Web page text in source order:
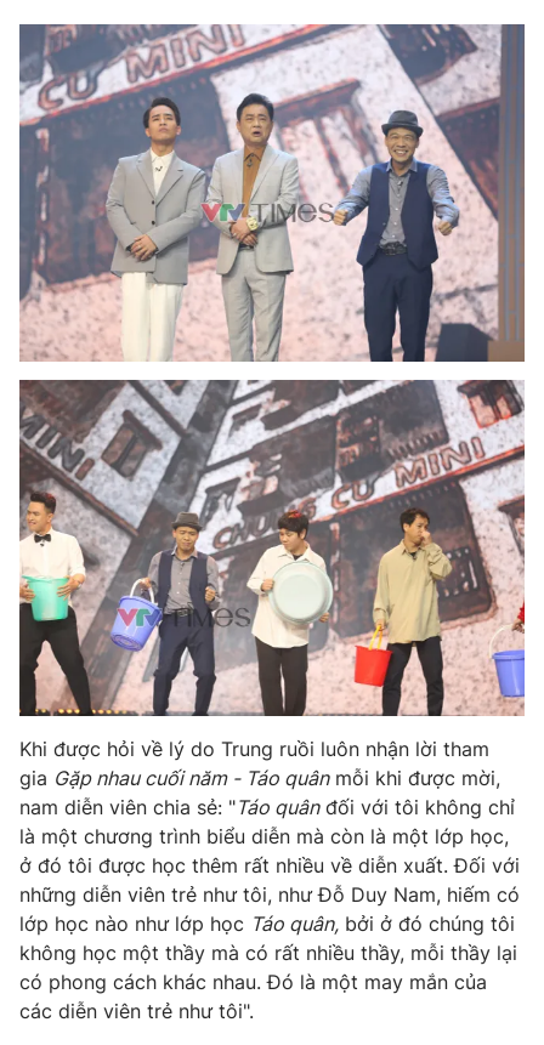
Emagazine Podcast
Photo Infographic
Video Shorts video
VTV Money VTV Thể thao
VTV Sức khoẻ Bất động sản
Thị trường 24h Tấm lòng Việt
VTV4 Vươn mình bằng AI
VTV9 VTV8
Liên hệ tòa soạn English
THỜI BÁO VTV
Theo dõi báo trên
Cơ quan chủ quản:
Đài Truyền hình Việt Nam
Cơ quan báo chí:Thời báo VTV
Giấy phép hoạt động báo in và báo điện tử số 483/GP-BTTTT
cấp ngày 29/12/2023
Tổng Biên tập:Vũ Thanh Thủy
Phó Tổng Biên tập: Nguyễn Thị Mỹ Hạnh, Phạm Quốc Thắng,
Khi được hỏi về lý do Trung ruồi luôn nhận lời tham
gia Gặp nhau cuối năm - Táo quânmỗi khi được mời,
nam diễn viên chia sẻ: "Táo quânđối với tôi không chỉ
là một chương trình biểu diễn mà còn là một lớp học,
ở đó tôi được học thêm rất nhiều về diễn xuất. Đối với
những diễn viên trẻ như tôi, như Đỗ Duy Nam, hiếm có
lớp học nào như lớp học Táo quân, bởi ở đó chúng tôi
không học một thầy mà có rất nhiều thầy, mỗi thầy lại
có phong cách khác nhau. Đó là một may mắn của
các diễn viên trẻ như tôi".